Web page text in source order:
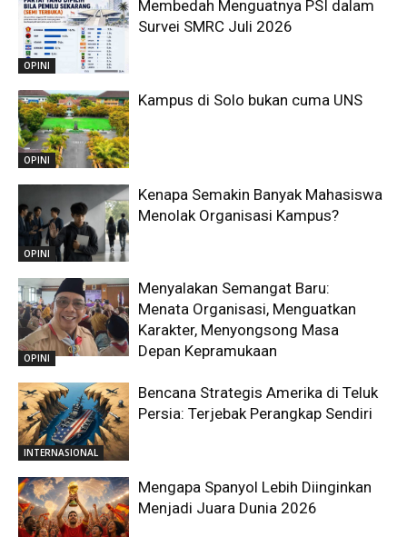
OPINI
Membedah Menguatnya PSI dalam
Survei SMRC Juli 2026
OPINI
Kampus di Solo bukan cuma UNS
OPINI
Kenapa Semakin Banyak Mahasiswa
Menolak Organisasi Kampus?
OPINI
Menyalakan Semangat Baru:
Menata Organisasi, Menguatkan
Karakter, Menyongsong Masa
Depan Kepramukaan
INTERNASIONAL
Bencana Strategis Amerika di Teluk
Persia: Terjebak Perangkap Sendiri
Mengapa Spanyol Lebih Diinginkan
Menjadi Juara Dunia 2026